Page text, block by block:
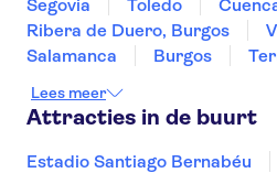
Segovia Toledo
Ribera de Duero, Burgos
Salamanca
Burgos
Zaragoza
Mérida
Lees meer
Attracties in de buurt
Estadio Santiago Bernabéu